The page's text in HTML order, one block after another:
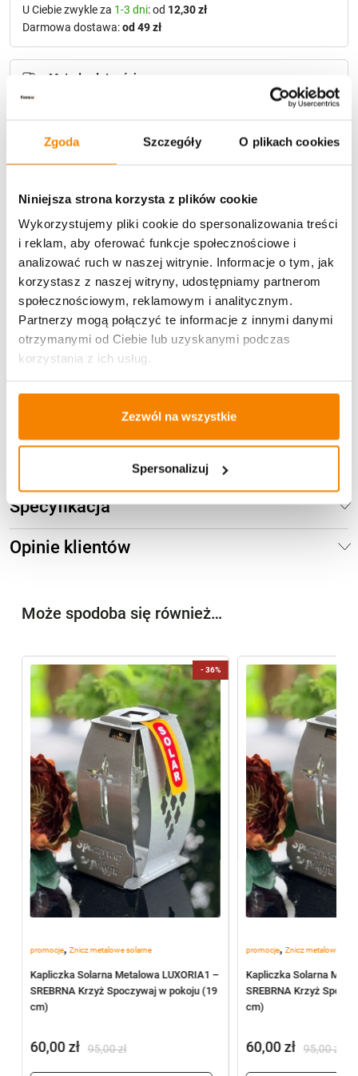
Zgoda Szczegóły O plikach cookies
Niniejsza strona korzysta z plików cookie
Wykorzystujemy pliki cookie do spersonalizowania treści
i reklam, aby oferować funkcje społecznościowe i
analizować ruch w naszej witrynie. Informacje o tym, jak
korzystasz z naszej witryny, udostępniamy partnerom
społecznościowym, reklamowym i analitycznym.
Partnerzy mogą połączyć te informacje z innymi danymi
otrzymanymi od Ciebie lub uzyskanymi podczas
korzystania z ich usług.
Zezwól na wszystkie
Spersonalizuj
Potrzebujesz większą ilość? Zapraszamy do naszej
hurtownii
Przejdź do hurtowni B2B
U Ciebie zwykle za 1-3 dni: od 12,30 zł
Darmowa dostawa:od 49 zł
Metody płatności
Polecamy:
Lampion LNSL225Z Solarny metalowy Całodobowy Liść
Miłorzębu *czujnik ruchu (Złoty)
Specyfikacja
Opinie klientów
Może spodoba się również…
promocje,Znicz metalowe solarne
Kapliczka Solarna Metalowa LUXORIA1 –
SREBRNA Krzyż Spoczywaj w pokoju (19
cm)
-36%
95,00zł
60,00zł
promocje,Znicz metalowe
Kapliczka Solarna
SREBRNA Krzyż
cm)
95,00zł
60,00zł